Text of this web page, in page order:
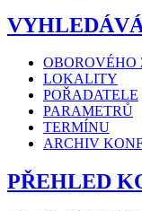
OBOROVÉHO
LOKALITY
POŘADATELE
PARAMETRŮ
TERMÍNU
ARCHIV
PŘEHLED